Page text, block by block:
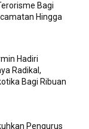
Bagi
Hingga
Hadiri
Radikal,
Bagi Ribuan
Pengurus